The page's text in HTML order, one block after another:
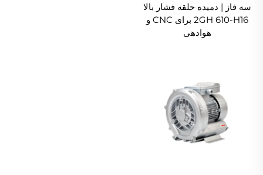
سه فاز | دمیده حلقه فشار بالا
2GH 610-H16 برای CNC و
هوادهی